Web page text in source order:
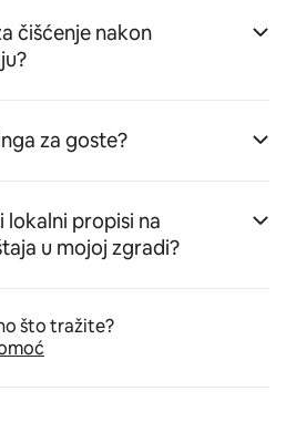
čišćenje nakon
za goste?
lokalni propisi na
u mojoj zgradi?
što tražite?